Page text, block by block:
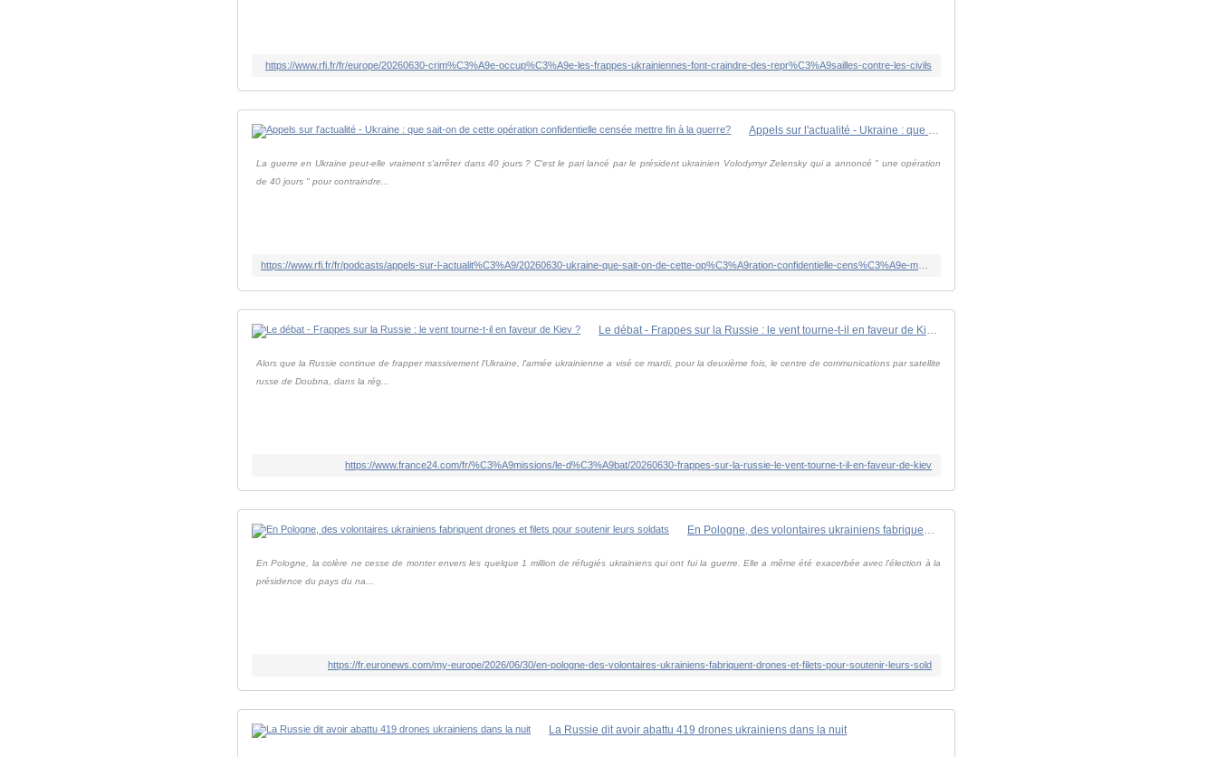
https://www.rfi.fr/fr/europe/20260630-crim%C3%A9e-occup%C3%A9e-les-frappes-ukrainiennes-font-craindre-des-repr%C3%A9sailles-contre-les-civils
Appels sur l'actualité - Ukraine : que sait-on de cette opération confidentielle censée mettre fin à la guerre?
La guerre en Ukraine peut-elle vraiment s'arrêter dans 40 jours ? C'est le pari lancé par le président ukrainien Volodymyr Zelensky qui a annoncé " une opération
de 40 jours " pour contraindre...
Le débat - Frappes sur la Russie : le vent tourne-t-il en faveur de Kiev ?
Alors que la Russie continue de frapper massivement l'Ukraine, l'armée ukrainienne a visé ce mardi, pour la deuxième fois, le centre de communications par satellite
russe de Doubna, dans la rég...
https://www.france24.com/fr/%C3%A9missions/le-d%C3%A9bat/20260630-frappes-sur-la-russie-le-vent-tourne-t-il-en-faveur-de-kiev
En Pologne, des volontaires ukrainiens fabriquent drones et filets pour soutenir leurs soldats
En Pologne, la colère ne cesse de monter envers les quelque 1 million de réfugiés ukrainiens qui ont fui la guerre. Elle a même été exacerbée avec l'élection à la
présidence du pays du na...
https://fr.euronews.com/my-europe/2026/06/30/en-pologne-des-volontaires-ukrainiens-fabriquent-drones-et-filets-pour-soutenir-leurs-sold
La Russie dit avoir abattu 419 drones ukrainiens dans la nuit